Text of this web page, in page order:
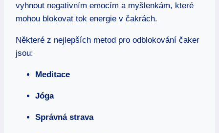
vyhnout negativním emocím a myšlenkám, které
mohou blokovat tok energie v čakrách.
Některé z nejlepších metod pro odblokování čaker
jsou:
Meditace
Jóga
Správná strava